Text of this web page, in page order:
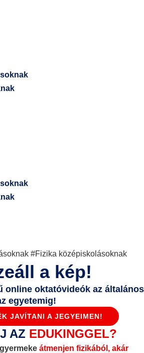
#Fizika középiskolásoknak
a kép!
online oktatóvideók az általános
egyetemig!
JAVÍTANI A JEGYEIMEN!
AZ EDUKINGGEL?
átmenjen fizikából, akár